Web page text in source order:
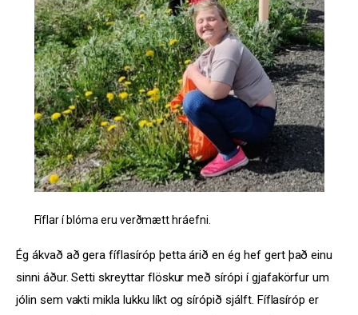
Fíflar í blóma eru verðmætt hráefni.
Ég ákvað að gera fíflasíróp þetta árið en ég hef gert það einu
sinni áður. Setti skreyttar flöskur með sírópi í gjafakörfur um
jólin sem vakti mikla lukku líkt og sírópið sjálft. Fíflasíróp er